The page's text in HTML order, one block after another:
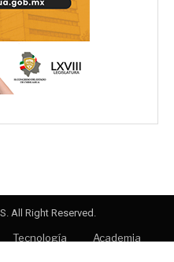
All Right Reserved.
Tecnología
Academia